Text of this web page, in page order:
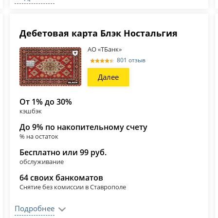
Дебетовая карта Блэк Ностальгия
АО «ТБанк»
801 отзыв
Далее
От 1% до 30%
кэшбэк
До 9% по накопительному счету
% на остаток
Бесплатно или 99 руб.
обслуживание
64 своих банкоматов
Снятие без комиссии в Ставрополе
Подробнее